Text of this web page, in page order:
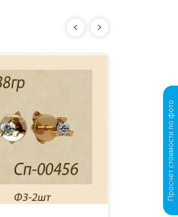
:
Материал:
10500
Просчет стоимости по фото